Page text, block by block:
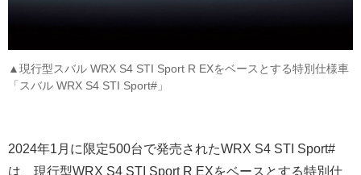
▲現行型スバル WRX S4 STI Sport R EXをベースとする特別仕様車
「スバル WRX S4 STI Sport#」
2024年1月に限定500台で発売されたWRX S4 STI Sport#
は、現行型WRX S4 STI Sport R EXをベースとする特別仕